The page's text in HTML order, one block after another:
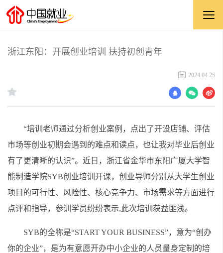
浙江东阳：开展创业培训 扶持初创青年
2024.04.25
“培训老师通过分析创业案例，点出了开设店铺、评估
市场等创业初期会遇到的难点和读点，也让我对毕业后创业
有了更清晰的认识”。近日，浙江省金华市东阳广厦大学智
能制造学院SYB创业培训开课，创业导师分别从大学生创业
项目的可行性、风险性、核心竞争力、市场需求等方面进行
点评和指导，参训学员纷纷表示,此次培训获益匪浅。
SYB的全称是“START YOUR BUSINESS”，意为“创办
你的企业”，是为有意愿开办中小企业的人员量身定制的培